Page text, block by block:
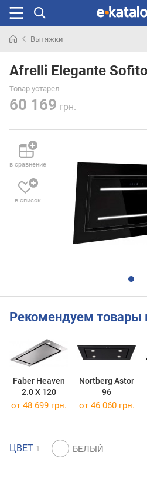
раньше
Вытяжки
Afrelli Elegante
Товар устарел
60 169 грн.
в сравнение
в список
Рекомендуем товары
Faber Heaven
2.0 X 120
Nortberg Astor
96
от 48 699 грн. от 46 060 грн.
ЦВЕТ 1